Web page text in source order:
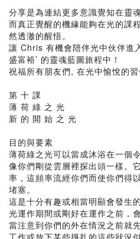
分享是為連結更多意識覺知在靈
而真正覺醒的機緣能夠在光的課
然透澈的醒悟。
讓 Chris 有機會陪伴光中伙伴進
盛富裕’ 的靈魂藍圖旅程中！
祝福所有朋友們, 在光中愉悅的
第 十 課
薄 荷 綠 之 光
新 的 開 始 之 光
目的與要素
薄荷綠之光可以當成沐浴在一個
像你們剛從雲層裡探出頭一樣。
率，這頻率流經你們而使你們得
堵塞。
這是十分有趣或相當明顯會發生
光運作期間或剛好在運作之前，
當注意到你們的外在情況之前就
工作或放下某些掙扎的這些狀況